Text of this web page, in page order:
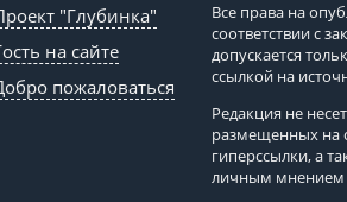
"Глубинка"
на сайте
пожаловаться
Все права на
соответствии с
допускается
ссылкой на
Редакция не
размещенных на
гиперссылки, а
личным мнением